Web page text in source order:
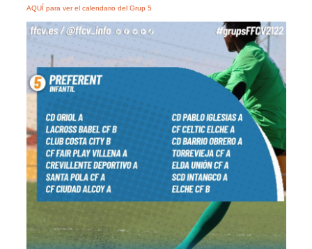
AQUÍ para ver el calendario del Grup 5